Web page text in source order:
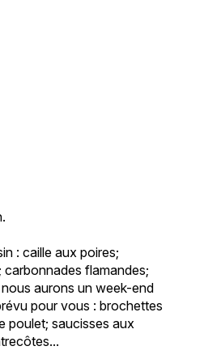
: caille aux poires;
flamandes;
aurons un week-end
pour vous : brochettes
poulet; saucisses aux